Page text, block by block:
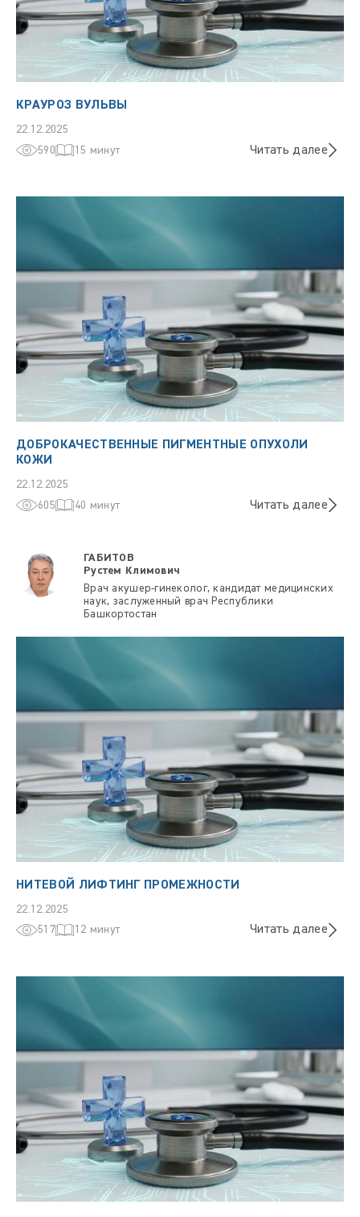
КРАУРОЗ ВУЛЬВЫ
22.12.2025
590
15 минут Читать далее
ДОБРОКАЧЕСТВЕННЫЕ ПИГМЕНТНЫЕ ОПУХОЛИ
КОЖИ
22.12.2025
605
40 минут Читать далее
ГАБИТОВ
Рустем Климович
Врач акушер-гинеколог, кандидат медицинских
наук, заслуженный врач Республики
Башкортостан
НИТЕВОЙ ЛИФТИНГ ПРОМЕЖНОСТИ
22.12.2025
517
12 минут Читать далее